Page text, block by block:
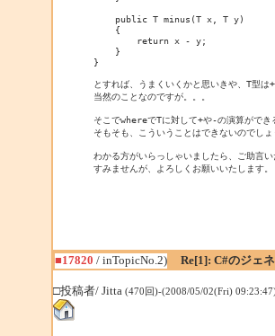
    public T minus(T x, T y)
    {
        return x - y;
    }
}
とすれば、うまくいくかと思いきや、T型
当然のことなのですが。。。
そこでwhereでTに対して+や-の演算ができ
そもそも、こういうことはできないのでしょ
わかる方がいらっしゃいましたら、ご助言い
■17820 / inTopicNo.2) Re[1]: C#のジェ
□投稿者/ Jitta (470回)-(2008/05/02(Fri)